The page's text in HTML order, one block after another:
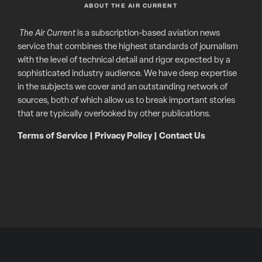
ABOUT THE AIR CURRENT
The Air Currentis a subscription-based aviation news
service that combines the highest standards of journalism
with the level of technical detail and rigor expected by a
sophisticated industry audience. We have deep expertise
in the subjects we cover and an outstanding network of
sources, both of which allow us to break important stories
that are typically overlooked by other publications.
Terms of Service Privacy Policy| Contact Us